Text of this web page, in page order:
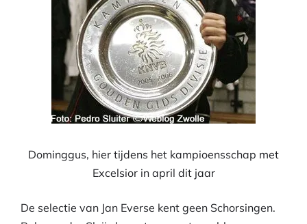
Dominggus, hier tijdens het kampioensschap met
Excelsior in april dit jaar
De selectie van Jan Everse kent geen Schorsingen.